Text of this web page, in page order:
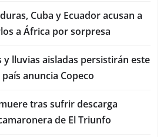
Cuba y Ecuador acusan a
a África por sorpresa
y lluvias aisladas persistirán este
anuncia Copeco
tras sufrir descarga
de El Triunfo